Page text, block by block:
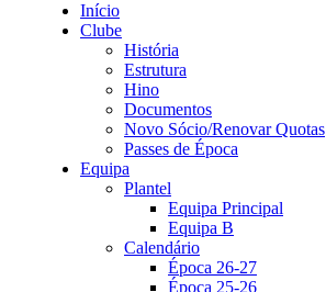
Início
Clube
História
Estrutura
Hino
Documentos
Novo Sócio/Renovar Quotas
Passes de Época
Equipa
Plantel
Equipa Principal
Equipa B
Calendário
Época 26-27
Época 25-26